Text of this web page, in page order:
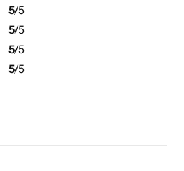
5/5
5/5
5/5
5/5